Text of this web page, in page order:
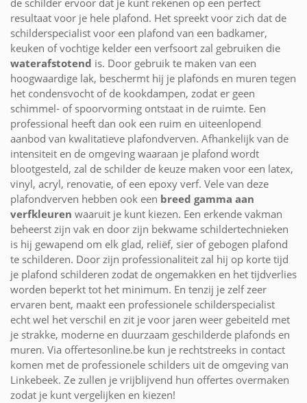
de schilder ervoor dat je kunt rekenen op een perfect
resultaat voor je hele plafond. Het spreekt voor zich dat de
schilderspecialist voor een plafond van een badkamer,
keuken of vochtige kelder een verfsoort zal gebruiken die
waterafstotend is. Door gebruik te maken van een
hoogwaardige lak, beschermt hij je plafonds en muren tegen
het condensvocht of de kookdampen, zodat er geen
schimmel- of spoorvorming ontstaat in de ruimte. Een
professional heeft dan ook een ruim en uiteenlopend
aanbod van kwalitatieve plafondverven. Afhankelijk van de
intensiteit en de omgeving waaraan je plafond wordt
blootgesteld, zal de schilder de keuze maken voor een latex,
vinyl, acryl, renovatie, of een epoxy verf. Vele van deze
plafondverven hebben ook een breed gamma aan
verfkleuren waaruit je kunt kiezen. Een erkende vakman
beheerst zijn vak en door zijn bekwame schildertechnieken
is hij gewapend om elk glad, reliëf, sier of gebogen plafond
te schilderen. Door zijn professionaliteit zal hij op korte tijd
je plafond schilderen zodat de ongemakken en het tijdverlies
worden beperkt tot het minimum. En tenzij je zelf zeer
ervaren bent, maakt een professionele schilderspecialist
echt wel het verschil en zit je voor jaren weer gebeiteld met
je strakke, moderne en duurzaam geschilderde plafonds en
muren. Via offertesonline.be kun je rechtstreeks in contact
komen met de professionele schilders uit de omgeving van
Linkebeek. Ze zullen je vrijblijvend hun offertes overmaken
zodat je kunt vergelijken en kiezen!